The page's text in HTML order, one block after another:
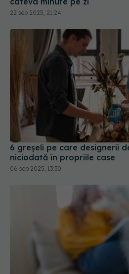
22 sep 2025, 21:24
6 greșeli pe care designerii
niciodată în propriile case
06 sep 2025, 13:30